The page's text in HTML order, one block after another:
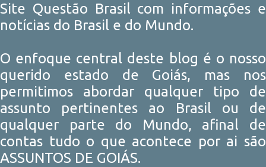
Site Questão Brasil com informações e
notícias do Brasil e do Mundo.
O enfoque central deste blog é o nosso
querido estado de Goiás, mas nos
permitimos abordar qualquer tipo de
assunto pertinentes ao Brasil ou de
qualquer parte do Mundo, afinal de
contas tudo o que acontece por ai são
ASSUNTOS DE GOIÁS.